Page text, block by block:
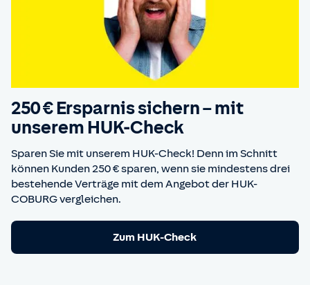
250 € Ersparnis sichern – mit
unserem HUK-Check
Sparen Sie mit unserem HUK-Check! Denn im Schnitt
können Kunden 250 € sparen, wenn sie mindestens drei
bestehende Verträge mit dem Angebot der HUK-
COBURG vergleichen.
Zum HUK-Check